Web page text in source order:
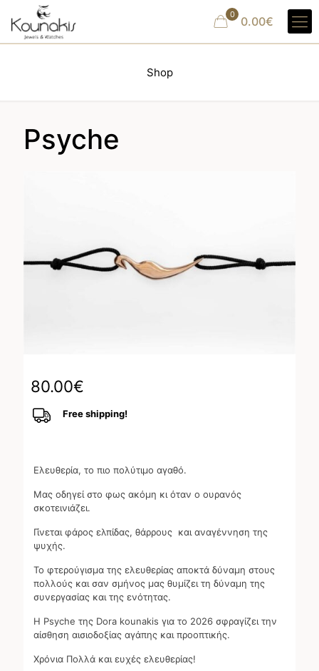
0 0.00€
Shop
Psyche
80.00€
Free shipping!
Ελευθερία, το πιο πολύτιμο αγαθό.
Μας οδηγεί στο φως ακόμη κι όταν ο ουρανός
σκοτεινιάζει.
Γίνεται φάρος ελπίδας, θάρρους και αναγέννηση της
ψυχής.
Το φτερούγισμα της ελευθερίας αποκτά δύναμη στους
πολλούς και σαν σμήνος μας θυμίζει τη δύναμη της
συνεργασίας και της ενότητας.
Η Psyche της Dora kounakis για το 2026 σφραγίζει την
αίσθηση αισιοδοξίας αγάπης και προοπτικής.
Χρόνια Πολλά και ευχές ελευθερίας!